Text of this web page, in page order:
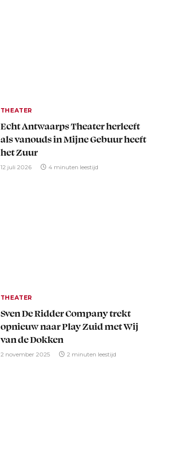
THEATER
Echt Antwaarps Theater herleeft
als vanouds in Mijne Gebuur heeft
het Zuur
12 juli 2026 4 minuten leestijd
THEATER
Sven De Ridder Company trekt
opnieuw naar Play Zuid met Wij
van de Dokken
2 november 2025 2 minuten leestijd